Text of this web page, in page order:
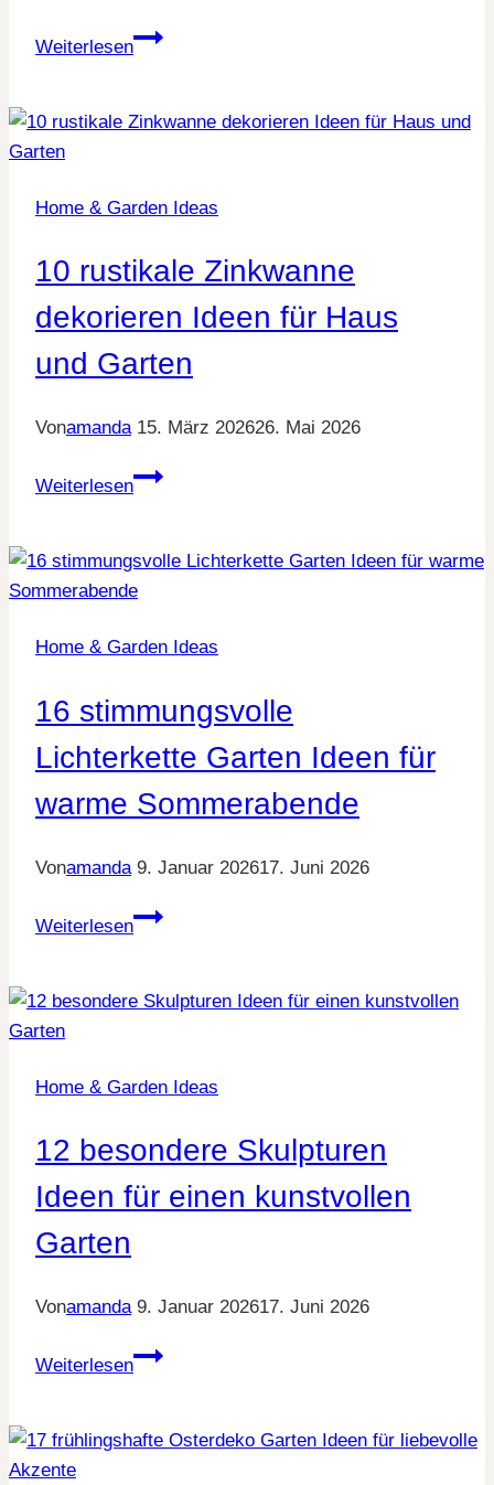
Weiterlesen
15
Deko
die
Fan-
Home & Garden Ideas
10 rustikale Zinkwanne
dekorieren Ideen für Haus
und Garten
Vonamanda 15. März 202626. Mai 2026
Weiterlesen
10
dekorieren
Ideen
Haus
Garten
Home & Garden Ideas
16 stimmungsvolle
Lichterkette Garten Ideen für
warme Sommerabende
Vonamanda 9. Januar 202617. Juni 2026
Weiterlesen
16
Garten
warme
Home & Garden Ideas
12 besondere Skulpturen
Ideen für einen kunstvollen
Garten
Vonamanda 9. Januar 202617. Juni 2026
Weiterlesen
12
Ideen